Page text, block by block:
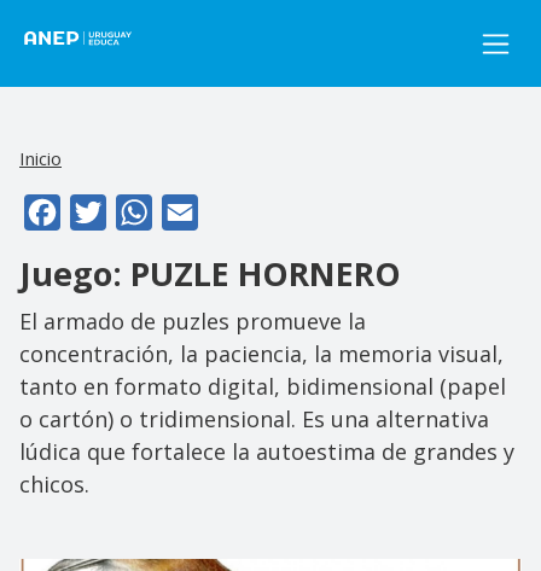
Inicio
FacebookTwitterWhatsApp
Juego: PUZLE HORNERO
El armado de puzles promueve la
concentración, la paciencia, la memoria visual,
tanto en formato digital, bidimensional (papel
o cartón) o tridimensional. Es una alternativa
lúdica que fortalece la autoestima de grandes y
chicos.